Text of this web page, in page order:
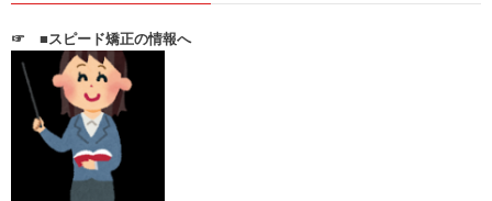
☞ ■スピード矯正の情報へ